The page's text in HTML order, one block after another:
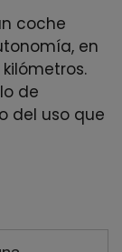
coche
en
de
del uso que